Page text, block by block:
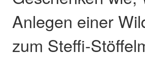
Anlegen einer
zum Steffi-